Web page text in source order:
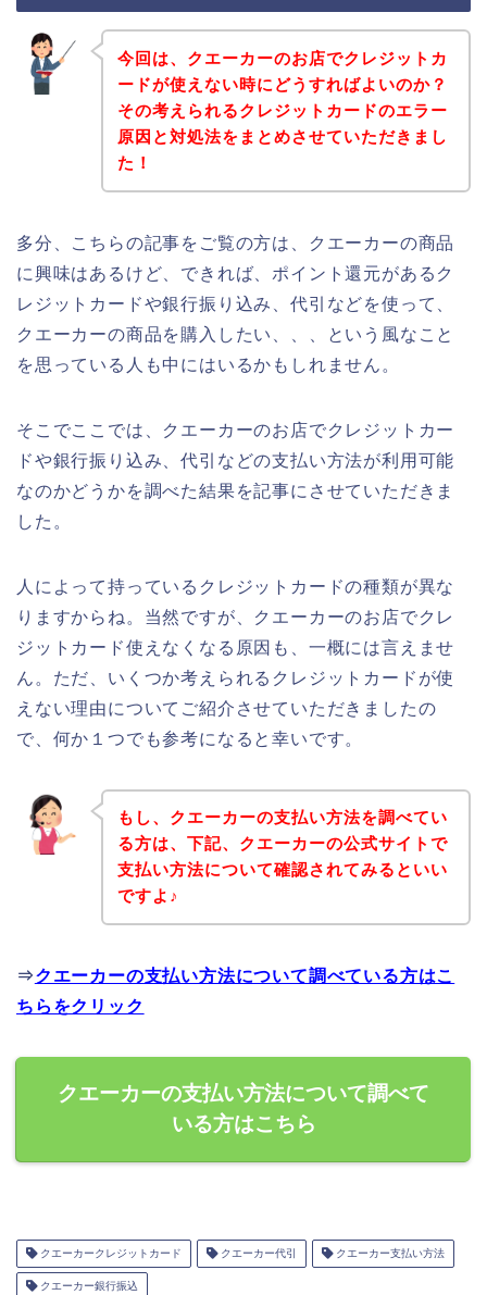
今回は、クエーカーのお店でクレジットカ
ードが使えない時にどうすればよいのか？
その考えられるクレジットカードのエラー
原因と対処法をまとめさせていただきまし
た！
多分、こちらの記事をご覧の方は、クエーカーの商品
に興味はあるけど、できれば、ポイント還元があるク
レジットカードや銀行振り込み、代引などを使って、
クエーカーの商品を購入したい、、、という風なこと
を思っている人も中にはいるかもしれません。
そこでここでは、クエーカーのお店でクレジットカー
ドや銀行振り込み、代引などの支払い方法が利用可能
なのかどうかを調べた結果を記事にさせていただきま
した。
人によって持っているクレジットカードの種類が異な
りますからね。当然ですが、クエーカーのお店でクレ
ジットカード使えなくなる原因も、一概には言えませ
ん。ただ、いくつか考えられるクレジットカードが使
えない理由についてご紹介させていただきましたの
で、何か１つでも参考になると幸いです。
もし、クエーカーの支払い方法を調べてい
る方は、下記、クエーカーの公式サイトで
支払い方法について確認されてみるといい
ですよ♪
⇒クエーカーの支払い方法について調べている方はこ
ちらをクリック
クエーカーの支払い方法について調べて
いる方はこちら
クエーカークレジットカード クエーカー代引 クエーカー支払い方法
クエーカー銀行振込